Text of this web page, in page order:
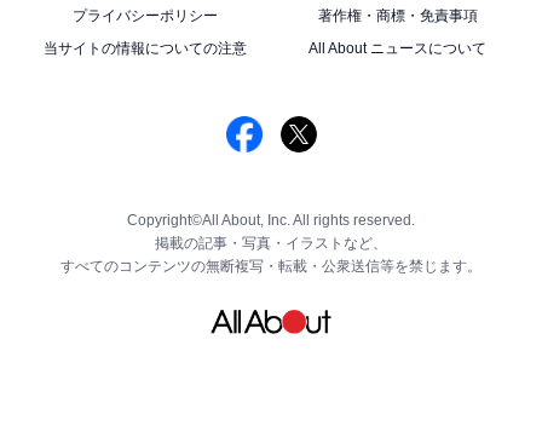
プライバシーポリシー
著作権・商標・免責事項
当サイトの情報についての注意
All About ニュースについて
Copyright©All About, Inc. All rights reserved.
掲載の記事・写真・イラストなど、
すべてのコンテンツの無断複写・転載・公衆送信等を禁じます。